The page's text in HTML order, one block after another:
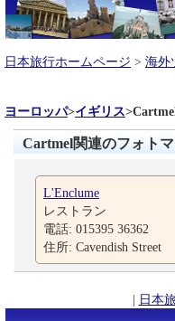
日本旅行ホームページ > 海外
ヨーロッパ>イギリス>
Cartmel関連のフォト
L'Enclume
レストラン
電話: 015395 36362
住所: Cavendish Street
| 日本